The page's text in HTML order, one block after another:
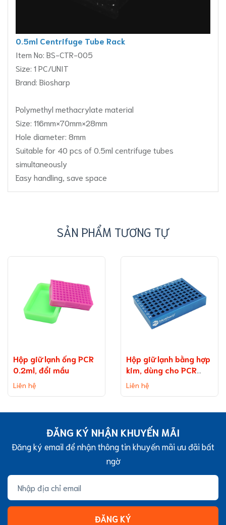
0.5ml Centrifuge Tube Rack
Item No: BS-CTR-005
Size: 1 PC/UNIT
Brand: Biosharp
Polymethyl methacrylate material
Size: 116mm×70mm×28mm
Hole diameter: 8mm
Suitable for 40 pcs of 0.5ml centrifuge tubes
simultaneously
Easy handling, save space
SẢN PHẨM TƯƠNG TỰ
Hộp giữ lạnh ống PCR
0.2ml, đổi mầu
Liên hệ
Hộp giữ lạnh bằng hợp
kim, dùng cho PCR
0,2ml, đáy chữ V
Liên hệ
ĐĂNG KÝ NHẬN KHUYẾN MÃI
Đăng ký email để nhận thông tin khuyến mãi ưu đãi bất
ngờ
ĐĂNG KÝ